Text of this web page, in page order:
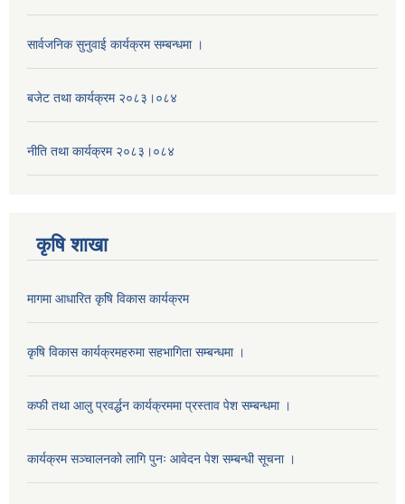
सार्वजनिक सुनुवाई कार्यक्रम सम्बन्धमा ।
बजेट तथा कार्यक्रम २०८३।०८४
नीति तथा कार्यक्रम २०८३।०८४
कृषि शाखा
मागमा आधारित कृषि विकास कार्यक्रम
कृषि विकास कार्यक्रमहरुमा सहभागिता सम्बन्धमा ।
कफी तथा आलु प्रवर्द्धन कार्यक्रममा प्रस्ताव पेश सम्बन्धमा ।
कार्यक्रम सञ्चालनको लागि पुनः आवेदन पेश सम्बन्धी सूचना ।